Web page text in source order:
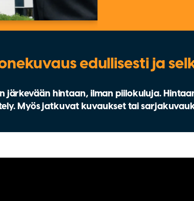
edullisesti ja
järkevään hintaan, ilman piilokuluja.
Myös jatkuvat kuvaukset tai